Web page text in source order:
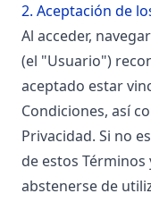
2. Aceptación de
Al acceder,
(el "Usuario")
aceptado estar
Condiciones, así
Privacidad. Si no
de estos
abstenerse de